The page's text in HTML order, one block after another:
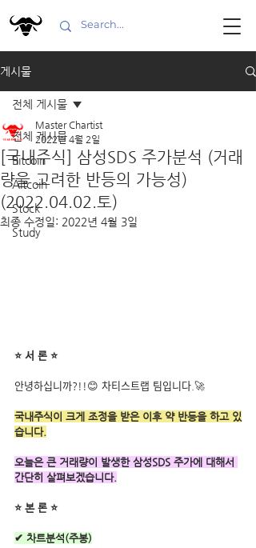
게시물
전체 게시물
Bitcoin
Altcoin
Stock
Study
전체 게시물
[국내주식] 삼성SDS 주가분석 (거래
량을 고려한 반등의 가능성)
(2022.04.02.토)
Master Chartist
2022년 4월 2일
최종 수정일: 2022년 4월 3일
⭐ 서 론 ⭐
안녕하십니까?!!😊 차티스트랩 팀입니다.🚀
국내주식이 크게 조정을 받은 이후 약 반등을 하고 있
습니다.
오늘은 큰 거래량이 발생한 삼성SDS 주가에 대해서
간단히 살펴보겠습니다.
⭐ 본 론 ⭐
✔ 차트분석(주봉)